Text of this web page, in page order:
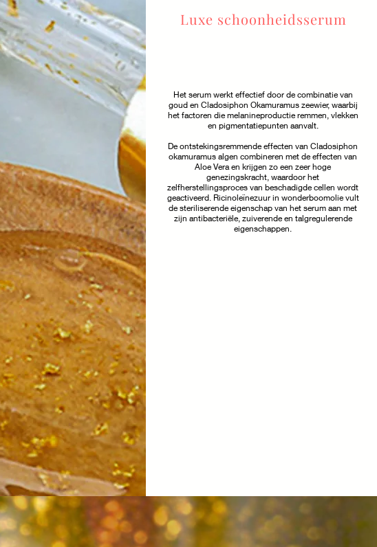
Luxe schoonheidsserum
Het serum werkt effectief door de combinatie van
goud en Cladosiphon Okamuramus zeewier, waarbij
het factoren die melanineproductie remmen, vlekken
en pigmentatiepunten aanvalt.
De ontstekingsremmende effecten van Cladosiphon
okamuramus algen combineren met de effecten van
Aloe Vera en krijgen zo een zeer hoge
genezingskracht, waardoor het
zelfherstellingsproces van beschadigde cellen wordt
geactiveerd. Ricinoleïnezuur in wonderboomolie vult
de steriliserende eigenschap van het serum aan met
zijn antibacteriële, zuiverende en talgregulerende
eigenschappen.